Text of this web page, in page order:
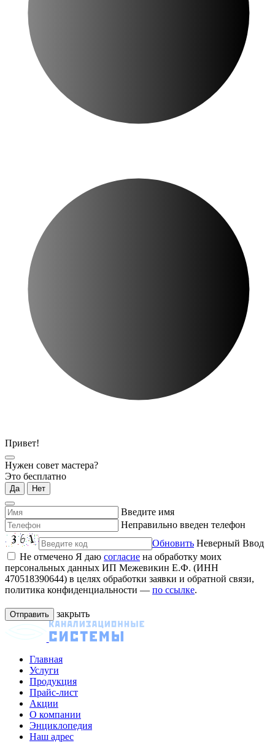
Привет!
Нужен совет мастера?
Это бесплатно
Да Нет
Введите имя
Неправильно введен телефон
Обновить Неверный Ввод
Не отмечено Я даю согласие на обработку моих
персональных данных ИП Межевикин Е.Ф. (ИНН
470518390644) в целях обработки заявки и обратной связи,
политика конфиденциальности — по ссылке.
закрыть
Главная
Услуги
Продукция
Прайс-лист
Акции
О компании
Энциклопедия
Наш адрес